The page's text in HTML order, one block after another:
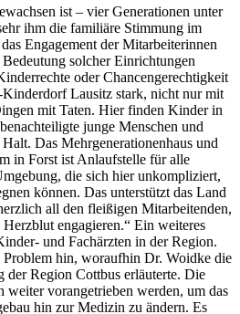
ist– vier Generationen unter
ihm die familiäre Stimmung im
Engagement der Mitarbeiterinnen
solcher Einrichtungen
oder Chancengerechtigkeit
Kinderdorf Lausitz stark, nicht nur mit
mit Taten. Hier finden Kinder in
junge Menschen und
Das Mehrgenerationenhaus und
in Forst ist Anlaufstelle für alle
die sich hier unkompliziert,
können. Das unterstütztdas Land
all den fleißigen Mitarbeitenden,
engagieren.“ Ein weiteres
und Fachärzten in der Region.
Problem hin, woraufhin Dr. Woidke die
der Region Cottbus erläuterte. Die
weiter vorangetrieben werden, um das
hin zur Medizin zu ändern. Es